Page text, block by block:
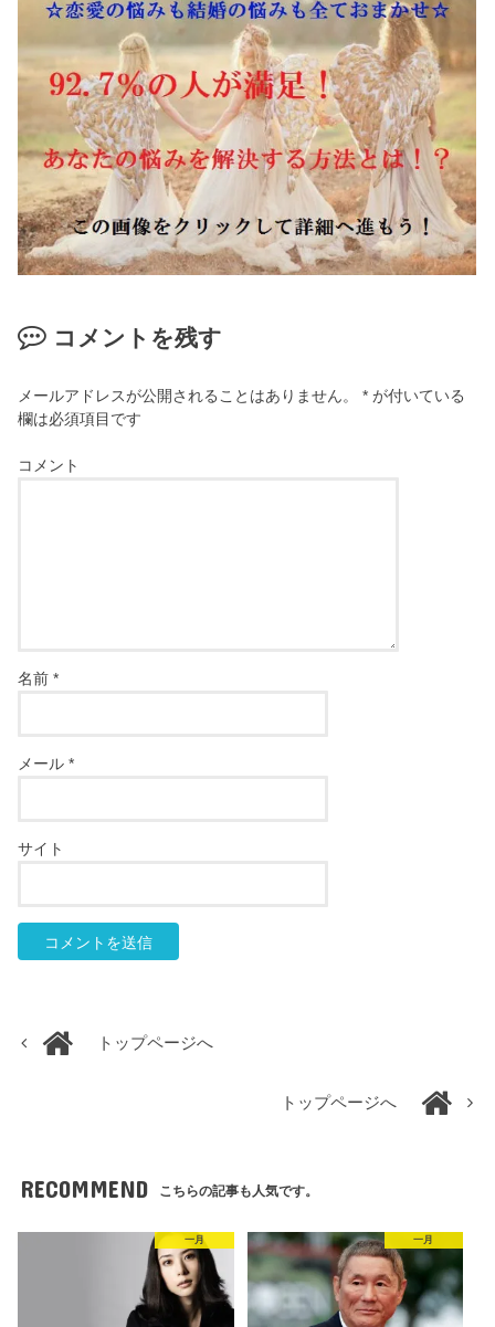
コメントを残す
メールアドレスが公開されることはありません。 * が付いている
欄は必須項目です
コメント
名前*
メール*
サイト
トップページへ
トップページへ
RECOMMEND こちらの記事も人気です。
一月 一月